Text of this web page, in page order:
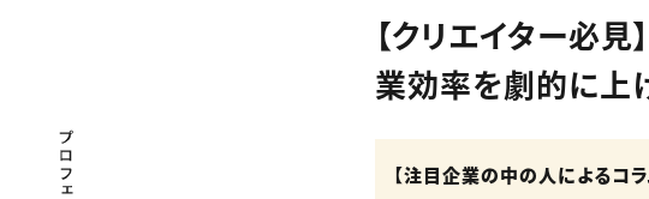
プロフェッショナル×つながる×メディア
【クリエイター必
業効率を劇的に上
【注目企業の中の人によるコラ